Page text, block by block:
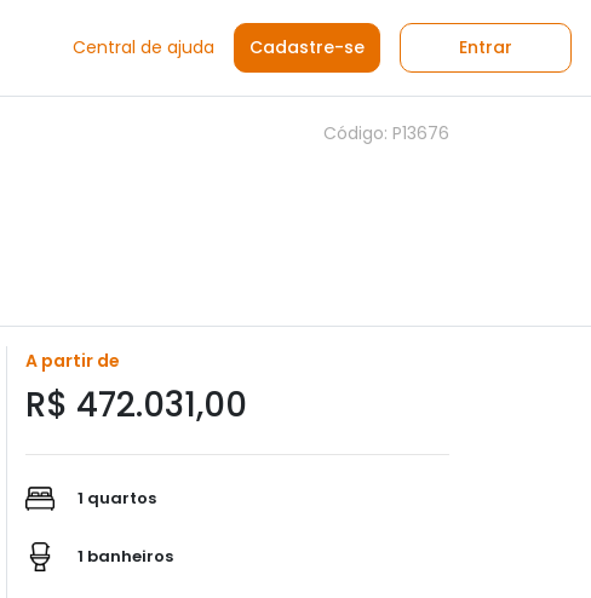
Central de ajuda Cadastre-se Entrar
Código: P13676
A partir de
R$ 472.031,00
1 quartos
1 banheiros